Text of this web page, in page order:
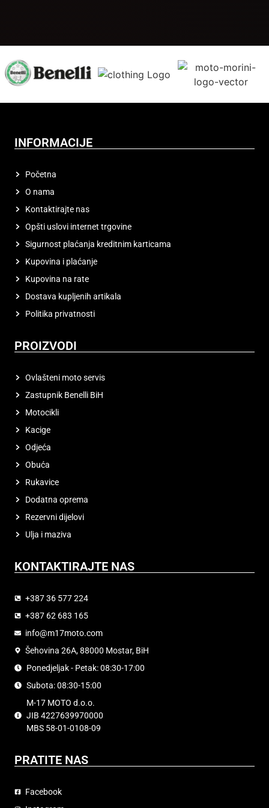
INFORMACIJE
Početna
O nama
Kontaktirajte nas
Opšti uslovi internet trgovine
Sigurnost plaćanja kreditnim karticama
Kupovina i plaćanje
Kupovina na rate
Dostava kupljenih artikala
Politika privatnosti
PROIZVODI
Ovlašteni moto servis
Zastupnik Benelli BiH
Motocikli
Kacige
Odjeća
Obuća
Rukavice
Dodatna oprema
Rezervni dijelovi
Ulja i maziva
KONTAKTIRAJTE NAS
+387 36 577 224
+387 62 683 165
info@m17moto.com
Šehovina 26A, 88000 Mostar, BiH
Ponedjeljak - Petak: 08:30-17:00
Subota: 08:30-15:00
M-17 MOTO d.o.o.
JIB 4227639970000
MBS 58-01-0108-09
PRATITE NAS
Facebook